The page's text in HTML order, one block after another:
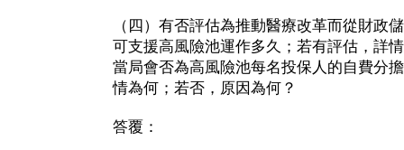
（四）有否評估為推動醫療改革而從財政
可支援高風險池運作多久；若有評估，詳
當局會否為高風險池每名投保人的自費分
情為何；若否，原因為何？
答覆：